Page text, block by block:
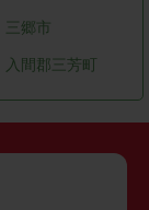
三郷市
入間郡三芳町